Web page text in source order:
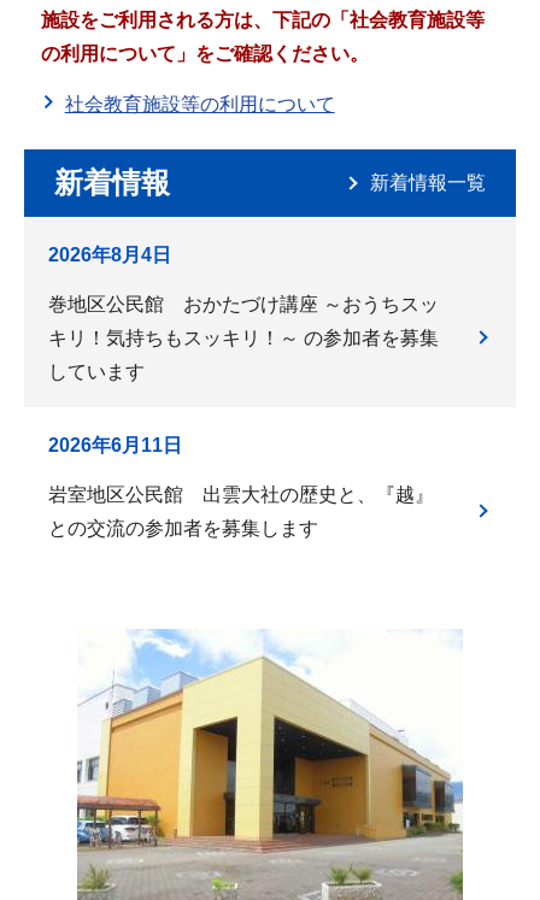
施設をご利用される方は、下記の「社会教育施設等
の利用について」をご確認ください。
社会教育施設等の利用について
新着情報 新着情報一覧
2026年8月4日
巻地区公民館 おかたづけ講座 ～おうちスッ
キリ！気持ちもスッキリ！～ の参加者を募集
しています
2026年6月11日
岩室地区公民館 出雲大社の歴史と、『越』
との交流の参加者を募集します